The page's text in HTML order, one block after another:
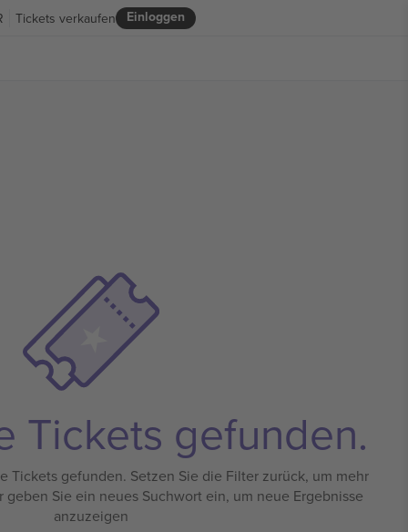
Einloggen
Tickets verkaufen
Tickets gefunden.
Tickets gefunden. Setzen Sie die Filter zurück, um mehr
Sie ein neues Suchwort ein, um neue Ergebnisse
anzuzeigen